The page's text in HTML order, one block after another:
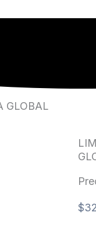
GLOBAL
$